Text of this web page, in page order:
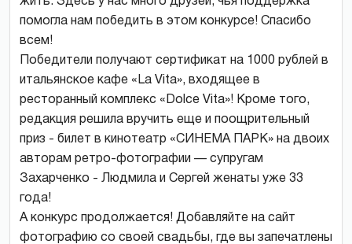
помогла нам победить в этом конкурсе! Спасибо
всем!
Победители получают сертификат на 1000 рублей в
итальянское кафе «La Vita», входящее в
ресторанный комплекс «Dolce Vita»! Кроме того,
редакция решила вручить еще и поощрительный
приз - билет в кинотеатр «СИНЕМА ПАРК» на двоих
авторам ретро-фотографии — супругам
Захарченко - Людмила и Сергей женаты уже 33
года!
А конкурс продолжается! Добавляйте на сайт
фотографию со своей свадьбы, где вы запечатлены